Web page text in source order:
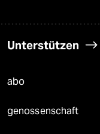
Unterstützen
abo
genossenschaft